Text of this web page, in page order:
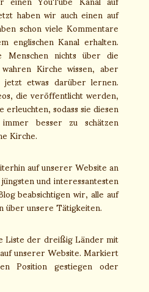
haben wir auch einen auf
schon viele Kommentare
englischen Kanal erhalten.
nichts über die
Kirche wissen, aber
etwas darüber lernen.
die veröffentlicht werden,
sodass sie diesen
besser zu schätzen
Kirche.
auf unserer Website an
und interessantesten
beabsichtigen wir, alle auf
über unsere Tätigkeiten.
der dreißig Länder mit
unserer Website. Markiert
Position gestiegen oder